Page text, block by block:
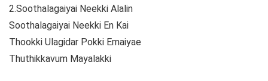
2.Soothalagaiyai Neekki Alalin
Soothalagaiyai Neekki En Kai
Thookki Ulagidar Pokki Emaiyae
Thuthikkavum Mayalakki